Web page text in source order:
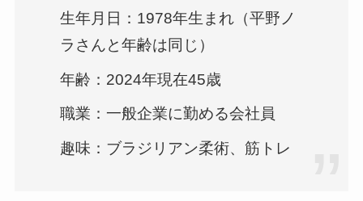
生年月日：1978年生まれ（平野ノ
ラさんと年齢は同じ）
年齢：2024年現在45歳
職業：一般企業に勤める会社員
趣味：ブラジリアン柔術、筋トレ